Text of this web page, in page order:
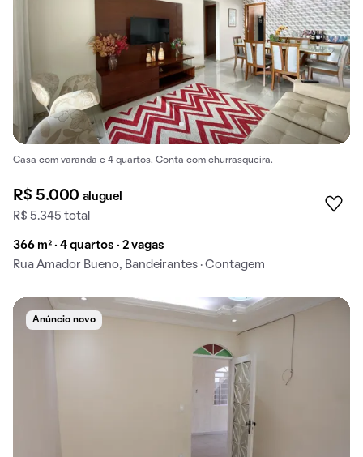
Casa com varanda e 4 quartos. Conta com churrasqueira.
R$ 5.000 aluguel
R$ 5.345 total
366 m² · 4 quartos · 2 vagas
Rua Amador Bueno, Bandeirantes · Contagem
Anúncio novo